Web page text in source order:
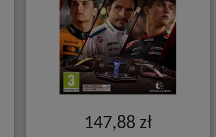
147,88 zł